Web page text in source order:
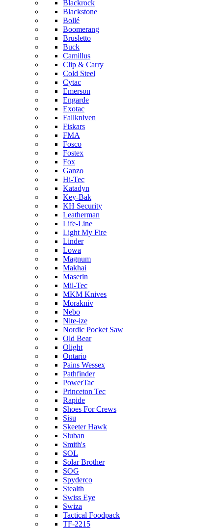
Blackrock
Blackstone
Bollé
Boomerang
Brusletto
Buck
Camillus
Clip & Carry
Cold Steel
Cytac
Emerson
Engarde
Exotac
Fallkniven
Fiskars
FMA
Fosco
Fostex
Fox
Ganzo
Hi-Tec
Katadyn
Key-Bak
KH Security
Leatherman
Life-Line
Light My Fire
Linder
Lowa
Magnum
Makhai
Maserin
Mil-Tec
MKM Knives
Morakniv
Nebo
Nite-ize
Nordic Pocket Saw
Old Bear
Olight
Ontario
Pains Wessex
Pathfinder
PowerTac
Princeton Tec
Rapide
Shoes For Crews
Sisu
Skeeter Hawk
Sluban
Smith's
SOL
Solar Brother
SOG
Spyderco
Stealth
Swiss Eye
Swiza
Tactical Foodpack
TF-2215